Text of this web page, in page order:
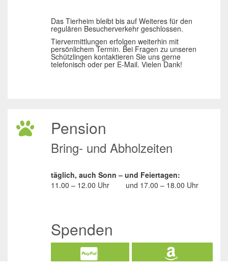
Das Tierheim bleibt bis auf Weiteres für den
regulären Besucherverkehr geschlossen.
Tiervermittlungen erfolgen weiterhin mit
persönlichem Termin. Bei Fragen zu unseren
Schützlingen kontaktieren Sie uns gerne
telefonisch oder per E-Mail. Vielen Dank!
Pension
Bring- und Abholzeiten
täglich, auch Sonn – und Feiertagen:
11.00 – 12.00 Uhr
und 17.00 – 18.00 Uhr
Spenden